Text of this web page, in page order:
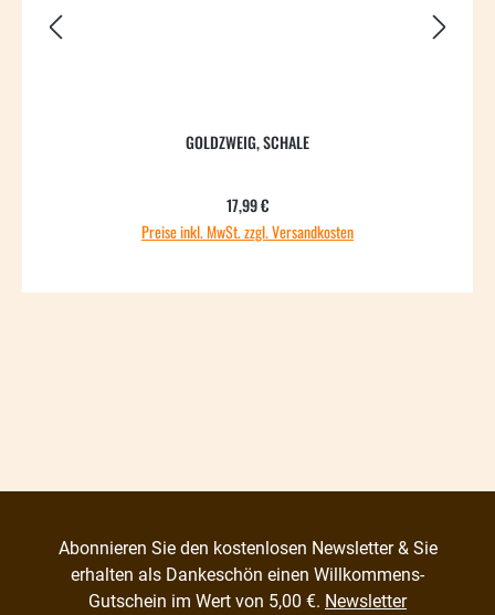
GOLDZWEIG, SCHALE
Regulärer Preis:
17,99 €
Preise inkl. MwSt. zzgl. Versandkosten
Abonnieren Sie den kostenlosen Newsletter & Sie
erhalten als Dankeschön einen Willkommens-
Gutschein im Wert von 5,00 €. Newsletter